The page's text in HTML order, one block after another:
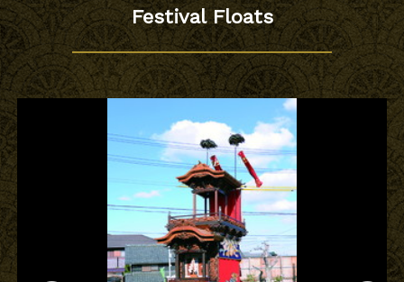
Festival Floats